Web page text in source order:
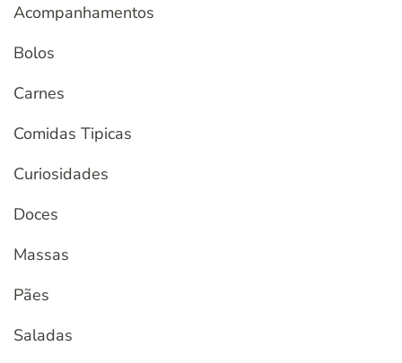
Acompanhamentos
Bolos
Carnes
Comidas Tipicas
Curiosidades
Doces
Massas
Pães
Saladas